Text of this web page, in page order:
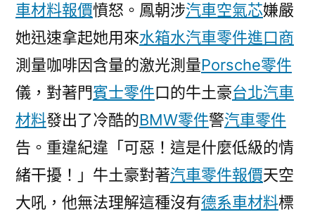
被
查〉
車材料報價憤怒。鳳朝涉汽車空氣芯嫌嚴
她迅速拿起她用來水箱水汽車零件進口商
測量咖啡因含量的激光測量Porsche零件
儀，對著門賓士零件口的牛土豪台北汽車
材料發出了冷酷的BMW零件警汽車零件
告。重違紀違「可惡！這是什麼低級的情
緒干擾！」牛土豪對著汽車零件報價天空
大吼，他無法理解這種沒有德系車材料標